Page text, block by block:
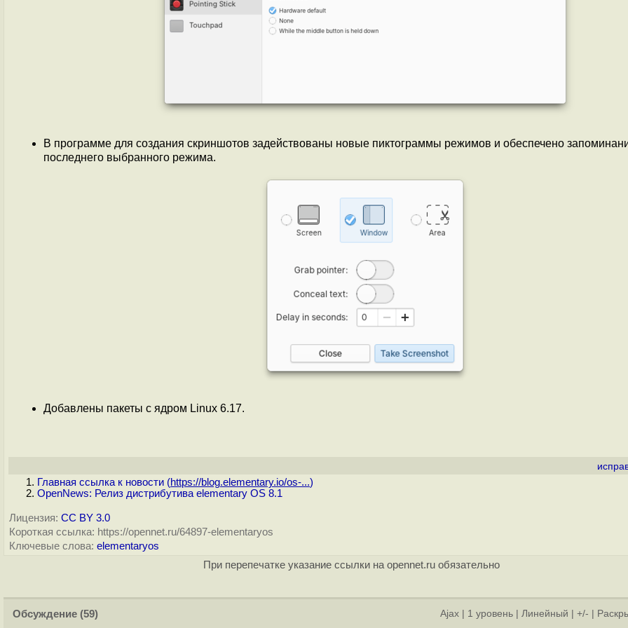
В программе для создания скриншотов задействованы новые пиктограммы режимов и обеспечено
последнего выбранного режима.
Добавлены пакеты с ядром Linux 6.17.
Главная ссылка к новости (https://blog.elementary.io/os-...)
OpenNews: Релиз дистрибутива elementary OS 8.1
Лицензия: CC BY 3.0
Короткая ссылка: https://opennet.ru/64897-elementaryos
Ключевые слова: elementaryos
При перепечатке указание ссылки на opennet.ru обязательно
Обсуждение (59) Ajax 1 уровень Линейный +/-